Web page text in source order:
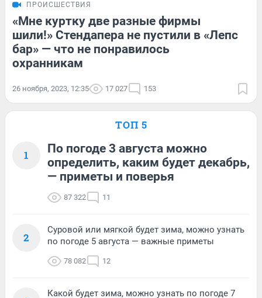
ПРОИСШЕСТВИЯ
«Мне куртку две разные фирмы
шили!» Стендапера не пустили в «Лепс
бар» — что не понравилось
охранникам
26 ноября, 2023, 12:35 17 027 153
ТОП 5
1
По погоде 3 августа можно
определить, каким будет декабрь,
— приметы и поверья
87 322 11
2
Суровой или мягкой будет зима, можно узнать
по погоде 5 августа — важные приметы
78 082 12
Какой будет зима, можно узнать по погоде 7